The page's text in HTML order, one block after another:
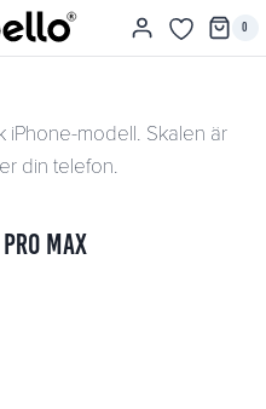
0
iPhone-modell. Skalen är
din telefon.
Pro Max